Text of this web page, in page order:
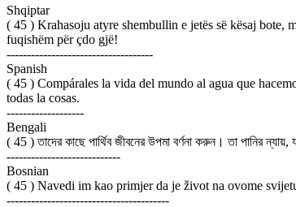
Shqiptar
( 45 ) Krahasoju atyre shembullin e jetës së kësaj bote,
fuqishëm për çdo gjë!
------------------------------------
Spanish
( 45 ) Compárales la vida del mundo al agua que
todas la cosas.
-------------------
Bengali
( 45 ) তাদের কাছে পার্থিব জীবনের উপমা বর্ণনা করুন। তা পানির
----------------------------
Bosnian
( 45 ) Navedi im kao primjer da je život na ovome
----------------------------------------